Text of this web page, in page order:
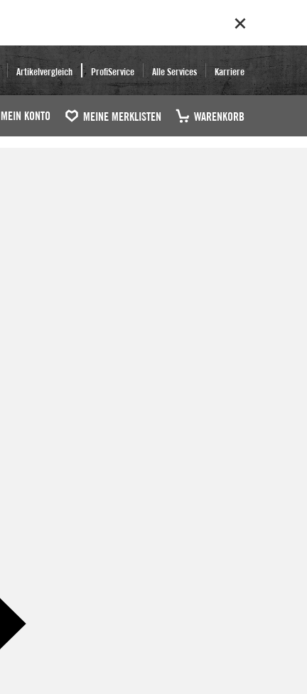
Artikelvergleich ProfiService Alle Services Karriere
MEIN KONTO MEINE MERKLISTEN WARENKORB